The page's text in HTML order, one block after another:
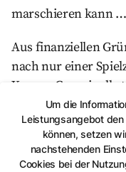
Um die
Leistungsangebot
können, setzen
nachstehenden
Cookies bei der
marschieren kann …
Aus finanziellen
nach nur einer
Yvonne Georgi
Tänzerinnen und
Welt trugen – als
Ballettdirektoren,
Hannover,